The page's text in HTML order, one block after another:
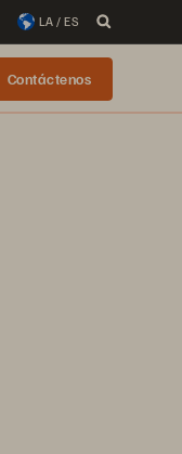
LA / ES
Contáctenos